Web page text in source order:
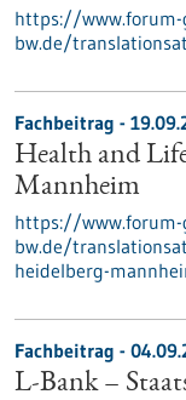
https://
bw.de/
Fachbeitrag -
Health and
Mannheim
https://
bw.de/
heidelberg-
Fachbeitrag -
L-Bank –